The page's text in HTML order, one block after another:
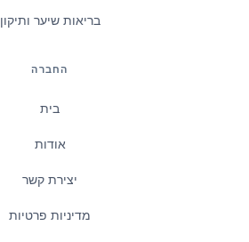
בריאות שיער ותיקון
החברה
בית
אודות
יצירת קשר
מדיניות פרטיות